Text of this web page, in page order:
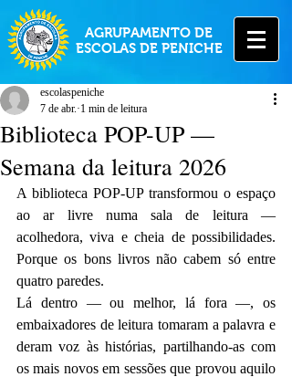
AGRUPAMENTO DE
ESCOLAS DE PENICHE
Biblioteca POP-UP —
Semana da leitura 2026
escolaspeniche
7 de abr. 1 min de leitura
A biblioteca POP-UP transformou o espaço
ao ar livre numa sala de leitura —
acolhedora, viva e cheia de possibilidades.
Porque os bons livros não cabem só entre
quatro paredes.
Lá dentro — ou melhor, lá fora —, os
embaixadores de leitura tomaram a palavra e
deram voz às histórias, partilhando-as com
os mais novos em sessões que provou aquilo